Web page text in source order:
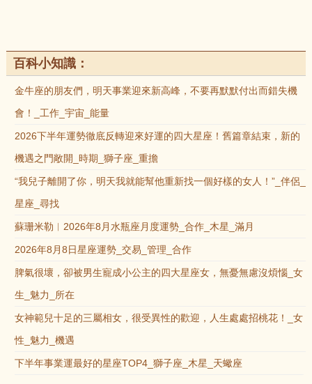
百科小知識：
金牛座的朋友們，明天事業迎來新高峰，不要再默默付出而錯失機
會！_工作_宇宙_能量
2026下半年運勢徹底反轉迎來好運的四大星座！舊篇章結束，新的
機遇之門敞開_時期_獅子座_重擔
“我兒子離開了你，明天我就能幫他重新找一個好樣的女人！”_伴侶_
星座_尋找
蘇珊米勒︱2026年8月水瓶座月度運勢_合作_木星_滿月
2026年8月8日星座運勢_交易_管理_合作
脾氣很壞，卻被男生寵成小公主的四大星座女，無憂無慮沒煩惱_女
生_魅力_所在
女神範兒十足的三屬相女，很受異性的歡迎，人生處處招桃花！_女
性_魅力_機遇
下半年事業運最好的星座TOP4_獅子座_木星_天蠍座